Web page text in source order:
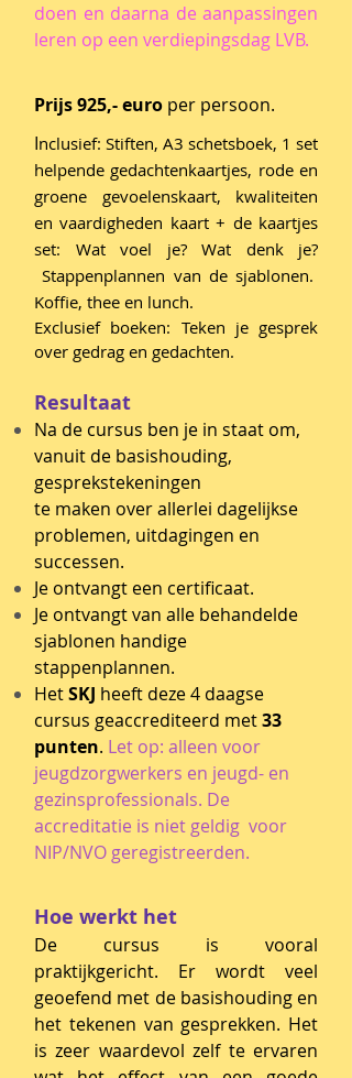
doen en daarna de aanpassingen
leren op een verdiepingsdag LVB.
Prijs 925,- euro per persoon.
Inclusief: Stiften, A3 schetsboek, 1 set
helpende gedachtenkaartjes, rode en
groene gevoelenskaart, kwaliteiten
en vaardigheden kaart + de kaartjes
set: Wat voel je? Wat denk je?
Stappenplannen van de sjablonen.
Koffie, thee en lunch.
Exclusief boeken: Teken je gesprek
over gedrag en gedachten.
Resultaat
Na de cursus ben je in staat om,
vanuit de basishouding,
gesprekstekeningen
te maken over allerlei dagelijkse
problemen, uitdagingen en
successen.
Je ontvangt een certificaat.
Je ontvangt van alle behandelde
sjablonen handige
stappenplannen.
HetSKJ heeft deze 4 daagse
cursus geaccrediteerd met33
punten. Let op: alleen voor
jeugdzorgwerkers en jeugd- en
gezinsprofessionals. De
accreditatie is niet geldig voor
NIP/NVO geregistreerden.
Hoe werkt het
De cursus is vooral
praktijkgericht. Er wordt veel
geoefend met de basishouding en
het tekenen van gesprekken. Het
is zeer waardevol zelf te ervaren